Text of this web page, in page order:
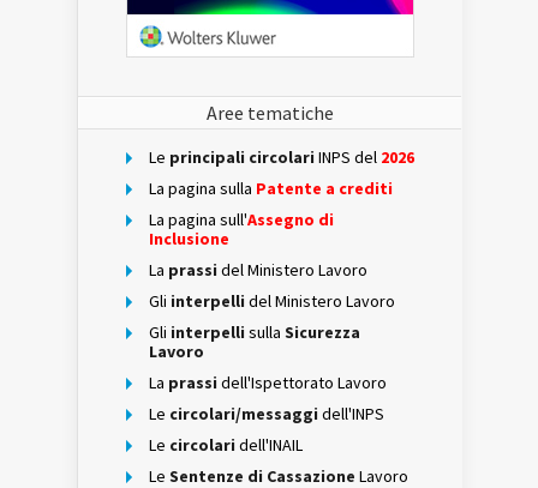
Aree tematiche
Le principali circolari INPS del 2026
La pagina sulla Patente a crediti
La pagina sull'Assegno di
Inclusione
La prassi del Ministero Lavoro
Gli interpelli del Ministero Lavoro
Gli interpelli sulla Sicurezza
Lavoro
La prassi dell'Ispettorato Lavoro
Le circolari/messaggi dell'INPS
Le circolari dell'INAIL
Le Sentenze di Cassazione Lavoro